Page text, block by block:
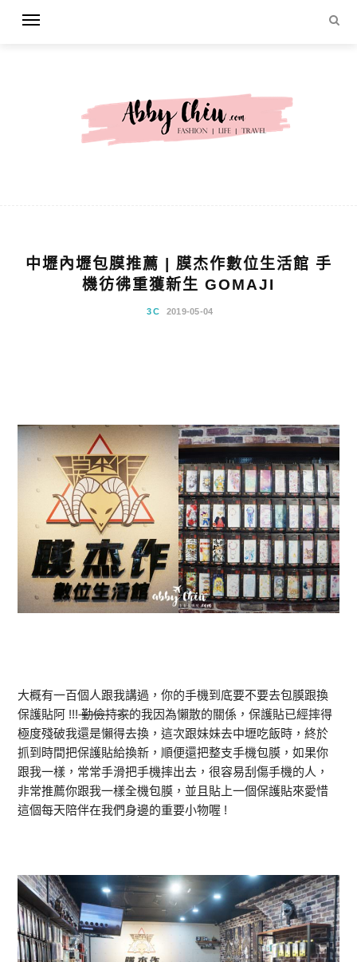
中壢內壢包膜推薦 | 膜杰作數位生活館 手
機彷彿重獲新生 GOMAJI
3C 2019-05-04
大概有一百個人跟我講過，你的手機到底要不要去包膜跟換
保護貼阿 !!!勤儉持家的我因為懶散的關係，保護貼已經摔得
極度殘破我還是懶得去換，這次跟妹妹去中壢吃飯時，終於
抓到時間把保護貼給換新，順便還把整支手機包膜，如果你
跟我一樣，常常手滑把手機摔出去，很容易刮傷手機的人，
非常推薦你跟我一樣全機包膜，並且貼上一個保護貼來愛惜
這個每天陪伴在我們身邊的重要小物喔 !